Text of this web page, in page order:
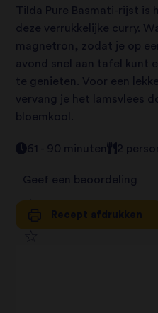
Tilda Pure Basmati-rijst is
deze verrukkelijke curry.
magnetron, zodat je op
avond snel aan tafel kunt
te genieten. Voor een
vervang je het lamsvlees
bloemkool.
61 - 90 minuten 2
Geef een beoordeling
1
Recept afdrukken